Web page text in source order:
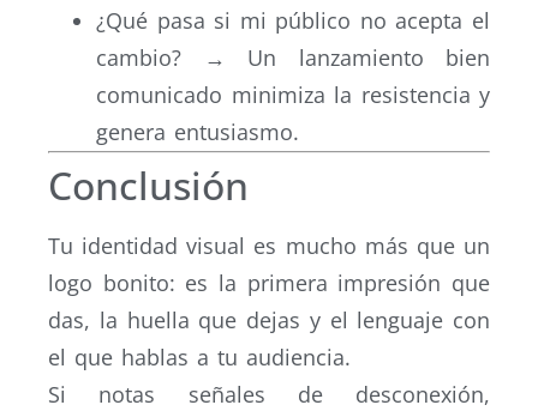
¿Qué pasa si mi público no acepta el
cambio? → Un lanzamiento bien
comunicado minimiza la resistencia y
genera entusiasmo.
Conclusión
Tu identidad visual es mucho más que un
logo bonito: es la primera impresión que
das, la huella que dejas y el lenguaje con
el que hablas a tu audiencia.
Si notas señales de desconexión,